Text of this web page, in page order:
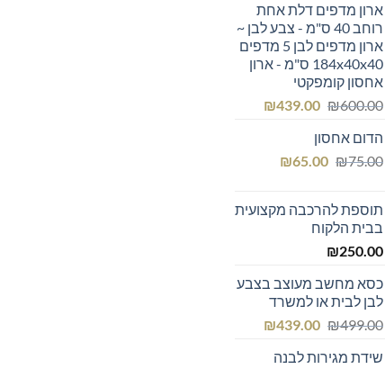
היה:
₪300.00.
הוא:
₪299.00.
ארון מדפים דלת אחת
רוחב 40 ס"מ - צבע לבן ~
ארון מדפים לבן 5 מדפים
184x40x40 ס"מ - ארון
אחסון קומפקטי
₪600.00
המחיר
היה:
₪600.00.
₪439.00
המחיר
הדום אחסון
₪75.00
המחיר
₪75.00.
₪65.00
המחיר
₪65.00.
תוספת להרכבה מקצועית
בבית הלקוח
₪250.00
כסא מחשב מעוצב בצבע
לבן לבית או למשרד
₪499.00
המחיר
היה:
₪439.00
המחיר
שידת מגירות לבנה